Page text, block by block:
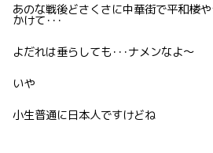
あのな戦後どさくさに中華街で平和楼
かけて･･･
よだれは垂らしても･･･ナメンなよ〜
いや
小生普通に日本人ですけどね